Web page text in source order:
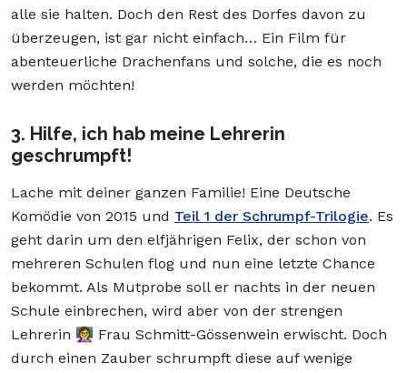
alle sie halten. Doch den Rest des Dorfes davon zu
überzeugen, ist gar nicht einfach… Ein Film für
abenteuerliche Drachenfans und solche, die es noch
werden möchten!
3. Hilfe, ich hab meine Lehrerin
geschrumpft!
Lache mit deiner ganzen Familie! Eine Deutsche
Komödie von 2015 und Teil 1 der Schrumpf-Trilogie. Es
geht darin um den elfjährigen Felix, der schon von
mehreren Schulen flog und nun eine letzte Chance
bekommt. Als Mutprobe soll er nachts in der neuen
Schule einbrechen, wird aber von der strengen
Lehrerin 👩‍🏫 Frau Schmitt-Gössenwein erwischt. Doch
durch einen Zauber schrumpft diese auf wenige